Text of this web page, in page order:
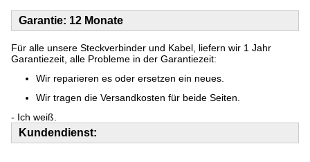
Garantie: 12 Monate
Für alle unsere Steckverbinder und Kabel, liefern wir 1 Jahr
Garantiezeit, alle Probleme in der Garantiezeit:
Wir reparieren es oder ersetzen ein neues.
Wir tragen die Versandkosten für beide Seiten.
- Ich weiß.
Kundendienst: